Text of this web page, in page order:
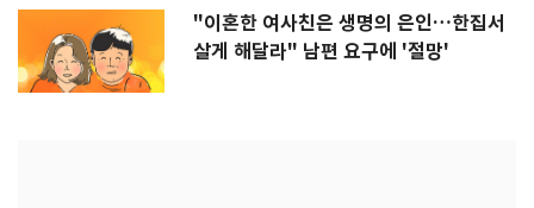
"이혼한 여사친은 생명의 은인…한집서
살게 해달라" 남편 요구에 '절망'